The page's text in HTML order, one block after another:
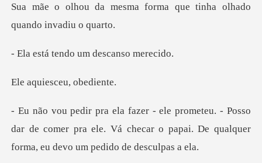
forma que tinha olhado
endo um desc
esceu, o
Posso
dar de comer pra ele. Vá checar o papai. De q